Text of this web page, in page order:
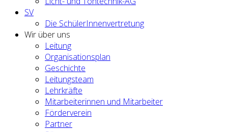
SV
Die SchülerInnenvertretung
Wir über uns
Leitung
Organisationsplan
Geschichte
Leitungsteam
Lehrkräfte
Mitarbeiterinnen und Mitarbeiter
Förderverein
Partner